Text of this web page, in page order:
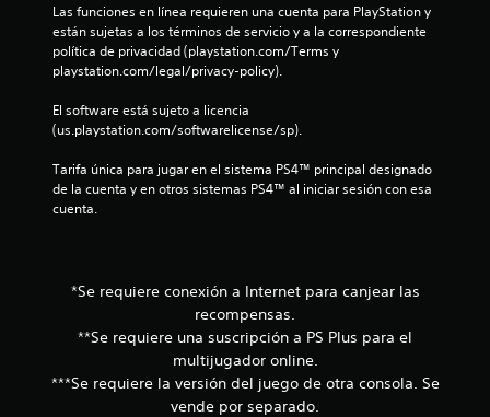
e
s
t
Las funciones en línea requieren una cuenta para PlayStation y
están sujetas a los términos de servicio y a la correspondiente
política de privacidad (playstation.com/Terms y
playstation.com/legal/privacy-policy).
El software está sujeto a licencia
(us.playstation.com/softwarelicense/sp).
Tarifa única para jugar en el sistema PS4™ principal designado
de la cuenta y en otros sistemas PS4™ al iniciar sesión con esa
cuenta.
*Se requiere conexión a Internet para canjear las
recompensas.
**Se requiere una suscripción a PS Plus para el
multijugador online.
***Se requiere la versión del juego de otra consola. Se
vende por separado.